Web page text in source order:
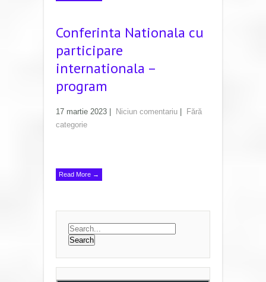
Conferinta Nationala cu
participare
internationala –
program
17 martie 2023 Niciun comentariu
Fără
categorie
Read More →